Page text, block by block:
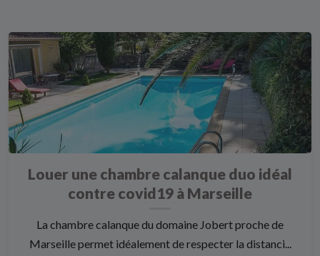
Louer une chambre calanque duo idéal
contre covid19 à Marseille
La chambre calanque du domaine Jobert proche de
Marseille permet idéalement de respecter la distanci...